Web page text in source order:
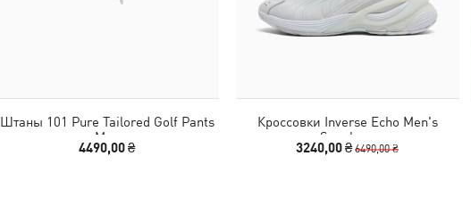
Штаны 101 Pure Tailored Golf Pants
Men
4490,00 ₴
Кроссовки Inverse Echo Men's
Sneakers
3240,00 ₴6490,00 ₴